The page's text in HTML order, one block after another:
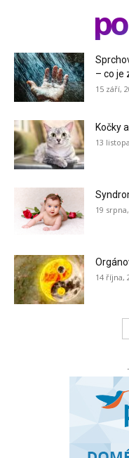
– co je
15 září,
Kočky
13
19
14 října,